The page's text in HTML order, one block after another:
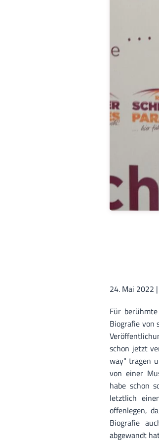
24. Mai 2022 |
Für
Biografie von
schon jetzt
way" tragen
von einer
habe schon
letztlich
offenlegen,
Biografie
abgewandt